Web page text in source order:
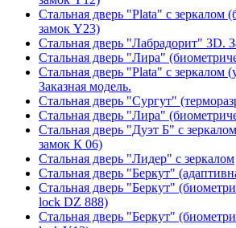
Стальная дверь "Plata" с зеркалом
замок Y23)
Стальная дверь "Лабрадорит" 3D.
Стальная дверь "Лира"
Стальная дверь "Plata" с зеркалом
Заказная модель.
Стальная дверь "Сургут"
Стальная дверь "Лира"
Стальная дверь "Дуэт Б" с
замок К 06)
Стальная дверь "Лидер" с зеркалом
Стальная дверь "Беркут"
Стальная дверь "Беркут"
lock DZ 888)
Стальная дверь "Беркут"